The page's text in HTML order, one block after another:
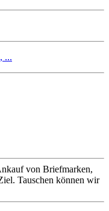
...
von Briefmarken,
Tauschen können wir